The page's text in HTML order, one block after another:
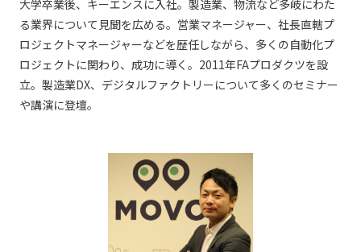
大学卒業後、キーエンスに入社。製造業、物流など多岐にわた
る業界について見聞を広める。 営業マネージャー、社長直轄プ
ロジェクトマネージャーなどを歴任しながら、多くの自動化プ
ロジェクトに関わり、 成功に導く。2011年FAプロダクツを設
立。製造業DX、デジタルファクトリーについて多くのセミナー
や講演に登壇。